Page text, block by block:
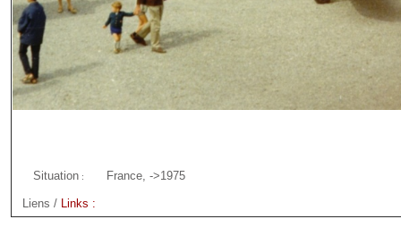
Situation : France, ->1975
Liens / Links :